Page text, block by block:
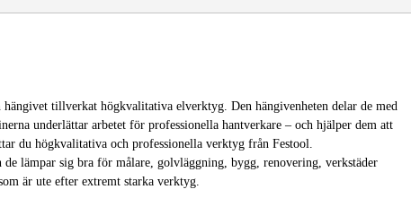
Verktyg Garage & Verkstad
& Förbrukning
tillverkat högkvalitativa elverktyg. Den hängivenheten delar de med
underlättar arbetet för professionella hantverkare – och hjälper dem att
du högkvalitativa och professionella verktyg från Festool.
de lämpar sig bra för målare, golvläggning, bygg, renovering, verkstäder
är ute efter extremt starka verktyg.